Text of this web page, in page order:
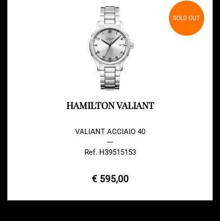
SOLD OUT
HAMILTON VALIANT
VALIANT ACCIAIO 40
---
Ref. H39515153
€ 595,00